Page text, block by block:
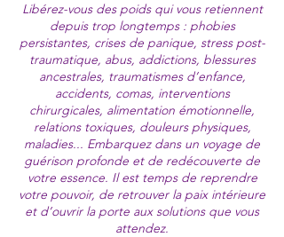
Libérez-vous des poids qui vous retiennent
depuis trop longtemps : phobies
persistantes, crises de panique, stress post-
traumatique, abus, addictions, blessures
ancestrales, traumatismes d’enfance,
accidents, comas, interventions
chirurgicales, alimentation émotionnelle,
relations toxiques, douleurs physiques,
maladies... Embarquez dans un voyage de
guérison profonde et de redécouverte de
votre essence. Il est temps de reprendre
votre pouvoir, de retrouver la paix intérieure
et d’ouvrir la porte aux solutions que vous
attendez.